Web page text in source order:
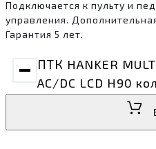
Подключается к пульту и
управления.
Гарантия 5 лет.
ПТК HANKER
AC/DC LCD H90